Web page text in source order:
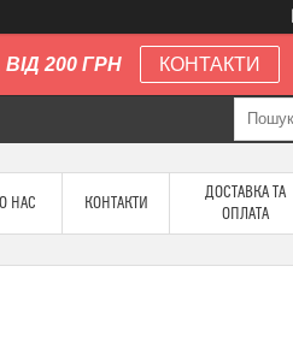
200 ГРН КОНТАКТИ
НАС КОНТАКТИ
ДОСТАВКА ТА
ОПЛАТА